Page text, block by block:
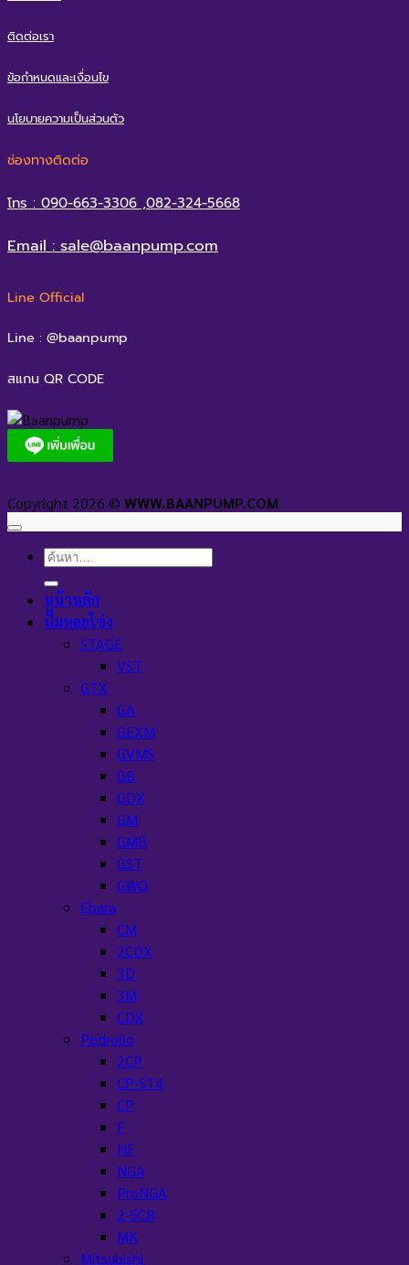
ติดต่อเรา
ข้อกำหนดและเงื่อนไข
นโยบายความเป็นส่วนตัว
ช่องทางติดต่อ
โทร : 090-663-3306 ,082-324-5668
Email : sale@baanpump.com
Line Official
Line : @baanpump
สแกน QR CODE
Copyright 2026 © WWW.BAANPUMP.COM
ค้นหา:
หน้าหลัก
ปั๊มหอยโข่ง
STAGE
VST
GTX
GA
GEXM
GVMS
GB
GDX
GM
GMB
GST
GWO
Ebara
CM
2CDX
3D
3M
CDX
Pedrollo
2CP
CP-ST4
CP
F
HF
NGA
ProNGA
2-5CR
MK
Mitsubishi